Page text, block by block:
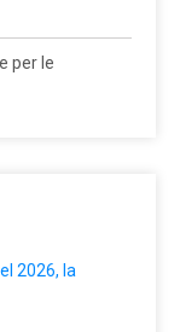
per le
2026, la